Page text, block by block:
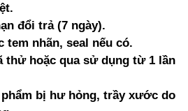
đổi trả (7 ngày).
tem nhãn, seal nếu có.
thử hoặc qua sử dụng từ 1 lần
bị hư hỏng, trầy xước do